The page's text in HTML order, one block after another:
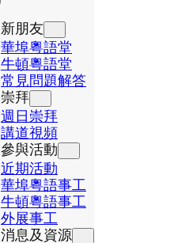
新朋友
華埠粵語堂
牛頓粵語堂
常見問題解答
崇拜
週日崇拜
講道視頻
參與活動
近期活動
華埠粵語事工
牛頓粵語事工
外展事工
消息及資源